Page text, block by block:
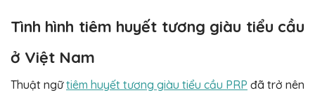
Tình hình tiêm huyết tương giàu tiểu cầu
ở Việt Nam
Thuật ngữtiêm huyết tương giàu tiểu cầu PRP đã trở nên